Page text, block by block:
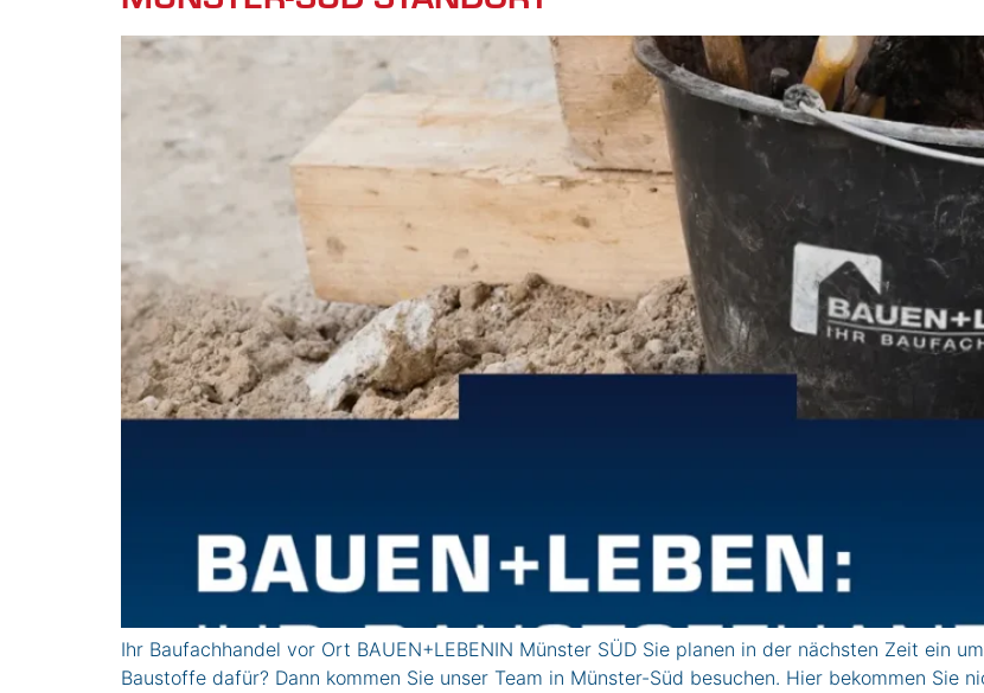
Ihr Baufachhandel vor Ort BAUEN+LEBENIN Münster SÜD Sie planen in der nächsten Zeit ein
Baustoffe dafür? Dann kommen Sie unser Team in Münster-Süd besuchen. Hier bekommen Sie